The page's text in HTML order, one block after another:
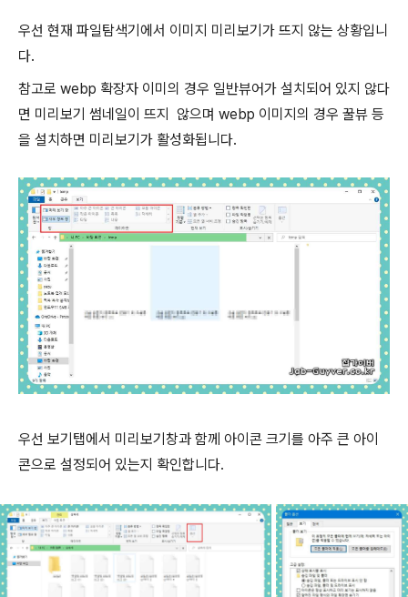
우선 현재 파일탐색기에서 이미지 미리보기가 뜨지 않는 상황입니
다.
참고로 webp 확장자 이미의 경우 일반뷰어가 설치되어 있지 않다
면 미리보기 썸네일이 뜨지 않으며 webp 이미지의 경우 꿀뷰 등
을 설치하면 미리보기가 활성화됩니다.
우선 보기탭에서 미리보기창과 함께 아이콘 크기를 아주 큰 아이
콘으로 설정되어 있는지 확인합니다.